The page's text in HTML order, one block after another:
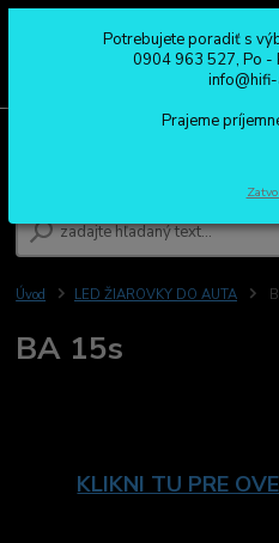
0904 963 527
Po - Pia: 08:00 - 16:00
Úvod LED ŽIAROVKY DO AUTA
BA 15s
KLIKNI TU PRE
Potrebujete poradiť s
0904 963 527, Po -
Prajeme